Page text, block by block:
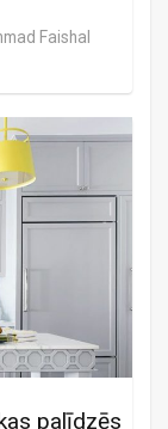
Faishal
palīdzēs